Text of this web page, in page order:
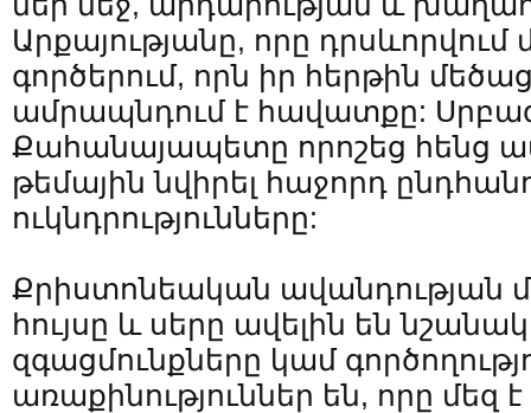
Արքայությանը, որը
գործերում, որն իր հերթին
ամրապնդում է հավատքը:
Քահանայապետը որոշեց հենց
թեմային նվիրել հաջորդ
ուկնդրությունները:
Քրիստոնեական ավանդության
հույսը և սերը ավելին են
զգացմունքները կամ
առաքինություններ են, որը մեզ